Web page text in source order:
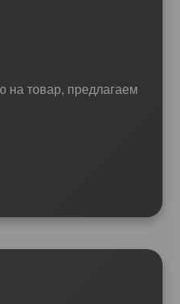
на товар, предлагаем